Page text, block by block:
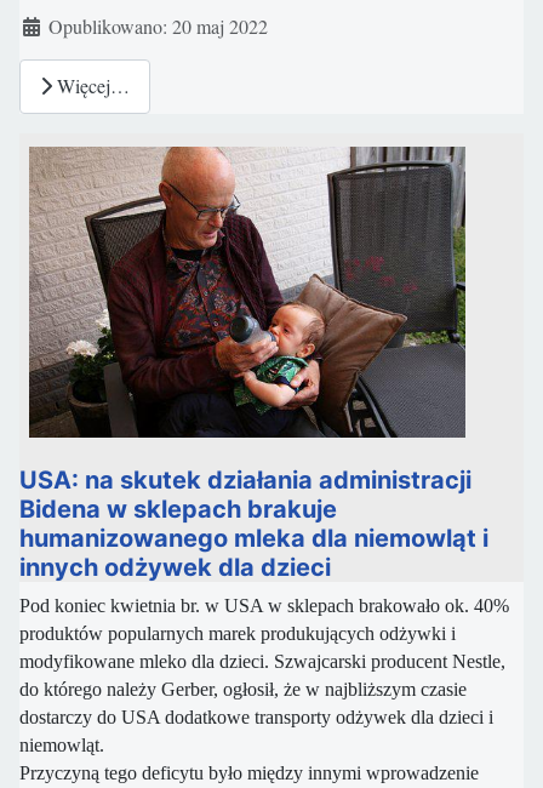
Szczegóły
Opublikowano: 20 maj 2022
Więcej…
USA: na skutek działania administracji
Bidena w sklepach brakuje
humanizowanego mleka dla niemowląt i
innych odżywek dla dzieci
Pod koniec kwietnia br. w USA w sklepach brakowało ok. 40%
produktów popularnych marek produkujących odżywki i
modyfikowane mleko dla dzieci. Szwajcarski producent Nestle,
do którego należy Gerber, ogłosił, że w najbliższym czasie
dostarczy do USA dodatkowe transporty odżywek dla dzieci i
niemowląt.
Przyczyną tego deficytu było między innymi wprowadzenie